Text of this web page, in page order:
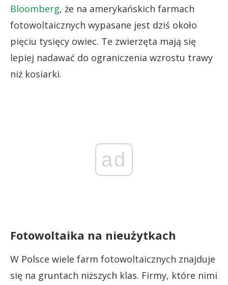
Bloomberg, że na amerykańskich farmach
fotowoltaicznych wypasane jest dziś około
pięciu tysięcy owiec. Te zwierzęta mają się
lepiej nadawać do ograniczenia wzrostu trawy
niż kosiarki.
ad
Fotowoltaika na nieużytkach
W Polsce wiele farm fotowoltaicznych znajduje
się na gruntach niższych klas. Firmy, które nimi